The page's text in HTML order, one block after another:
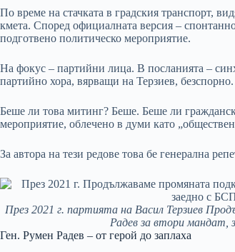
По време на стачката в градския транспорт,
кмета. Според официалната версия –
подготвено политическо мероприятие.
На фокус – партийни лица. В посланията –
партийно хора, вярващи на Терзиев,
Беше ли това митинг? Беше. Беше ли
мероприятие, облечено в думи като
За автора на тези редове това бе генерална
През 2021 г. партията на Васил Терзиев
Радев за втори
Ген. Румен Радев – от герой до заплаха